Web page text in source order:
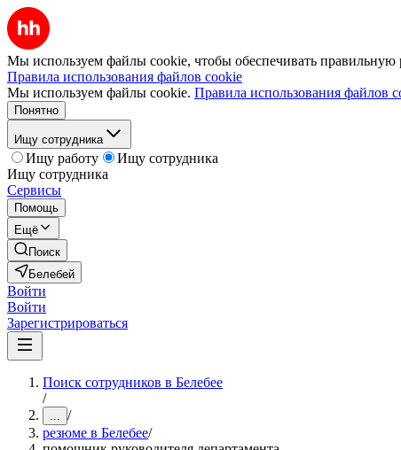
Мы используем файлы cookie, чтобы обеспечивать правильную
Правила использования файлов cookie
Мы используем файлы cookie. Правила использования файлов
Понятно
Ищу сотрудника
Ищу работу
Ищу сотрудника
Ищу сотрудника
Сервисы
Помощь
Ещё
Поиск
Белебей
Войти
Войти
Зарегистрироваться
Поиск сотрудников в Белебее
/
... /
резюме в Белебее/